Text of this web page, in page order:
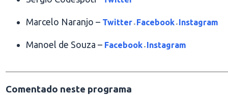
Marcelo Naranjo – Twitter - Facebook - Instagram
Manoel de Souza – Facebook - Instagram
Comentado neste programa